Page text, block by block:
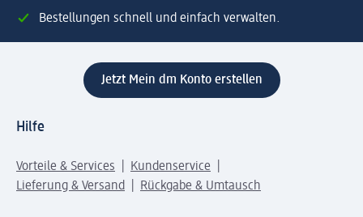
Bestellungen schnell und einfach verwalten.
Jetzt Mein dm Konto erstellen
Hilfe
Vorteile & Services
Kundenservice
Lieferung & Versand
Rückgabe & Umtausch